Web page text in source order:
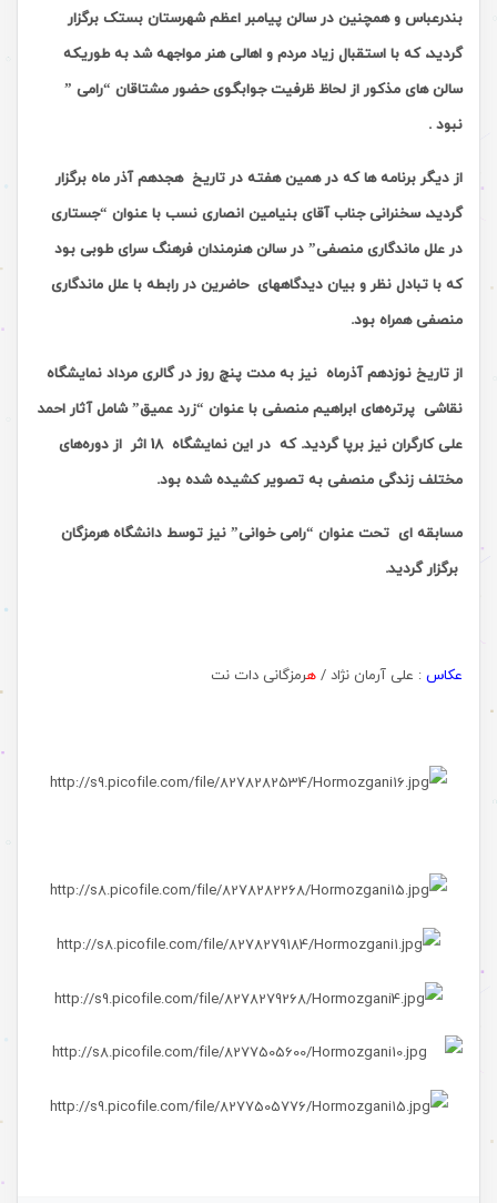
بندرعباس و همچنین در سالن پیامبر اعظم شهرستان بستک برگزار
گردید، که با استقبال زیاد مردم و اهالی هنر مواجهه شد به طوریکه
سالن های مذکور از لحاظ ظرفیت جوابگوی حضور مشتاقان “رامی ”
نبود .
از دیگر برنامه ها که در همین هفته در تاریخ هجدهم آذر ماه برگزار
گردید، سخنرانی جناب آقای بنیامین انصاری نسب با عنوان “جستاری
در علل ماندگاری منصفی” در سالن هنرمندان فرهنگ سرای طوبی بود
که با تبادل نظر و بیان دیدگاههای حاضرین در رابطه با علل ماندگاری
منصفی همراه بود.
از تاریخ نوزدهم آذرماه نیز به مدت پنچ روز در گالری مرداد نمایشگاه
نقاشی پرتره‌های ابراهیم منصفی با عنوان “زرد عمیق” شامل آثار احمد
علی کارگران نیز برپا گردید. که در این نمایشگاه 18 اثر از دوره‌های
مختلف زندگی منصفی به تصویر کشیده شده بود.
مسابقه ای تحت عنوان “رامی خوانی” نیز توسط دانشگاه هرمزگان
برگزار گردید.
عکاس : علی آرمان نژاد / هرمزگانی دات نت